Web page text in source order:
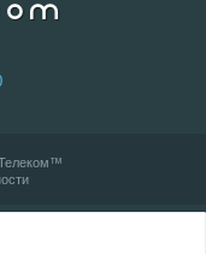
™